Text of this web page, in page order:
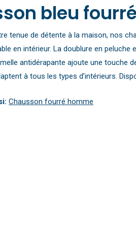
bleu
tenue de détente à la maison, nos
en intérieur. La doublure en
antidérapante ajoute une touche
à tous les types d’intérieurs.
Chausson fourré homme